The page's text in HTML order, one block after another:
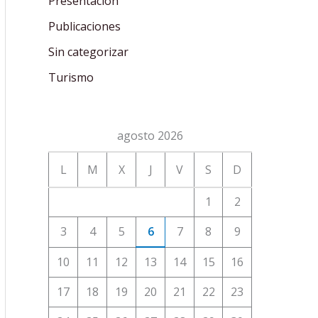
Publicaciones
Sin categorizar
Turismo
agosto 2026
L M X J V S D
1
2
3
4 5 6 7 8
9
10
11 12 13 14 15
16
17
18 19 20 21 22
23